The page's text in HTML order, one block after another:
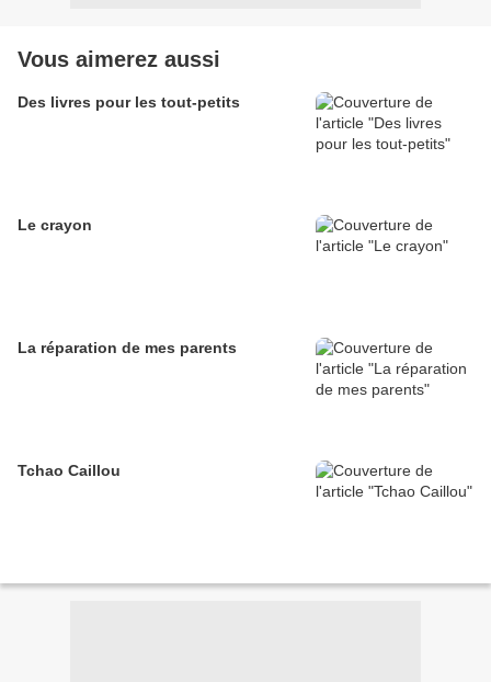
Vous aimerez aussi
Des livres pour les tout-petits
Le crayon
La réparation de mes parents
Tchao Caillou